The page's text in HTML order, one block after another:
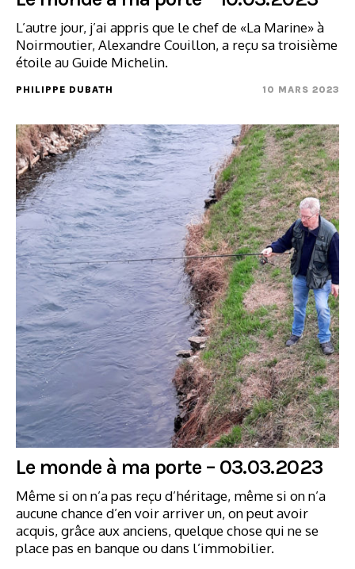
L’autre jour, j’ai appris que le chef de «La Marine» à
Noirmoutier, Alexandre Couillon, a reçu sa troisième
étoile au Guide Michelin.
PHILIPPE DUBATH 10 MARS 2023
Le monde à ma porte – 03.03.2023
Même si on n’a pas reçu d’héritage, même si on n’a
aucune chance d’en voir arriver un, on peut avoir
acquis, grâce aux anciens, quelque chose qui ne se
place pas en banque ou dans l’immobilier.